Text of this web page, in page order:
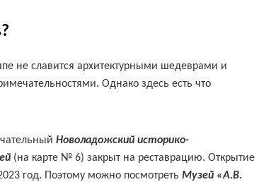
не славится архитектурными шедеврами и
Однако здесь есть что
Новоладожский историко-
(на карте № 6) закрыт на реставрацию. Открытие
год. Поэтому можно посмотреть Музей «А.В.